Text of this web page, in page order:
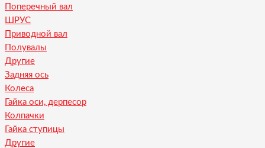
Поперечный вал
ШРУС
Приводной вал
Полувалы
Другие
Задняя ось
Колеса
Гайка оси, дерпесор
Колпачки
Гайка ступицы
Другие